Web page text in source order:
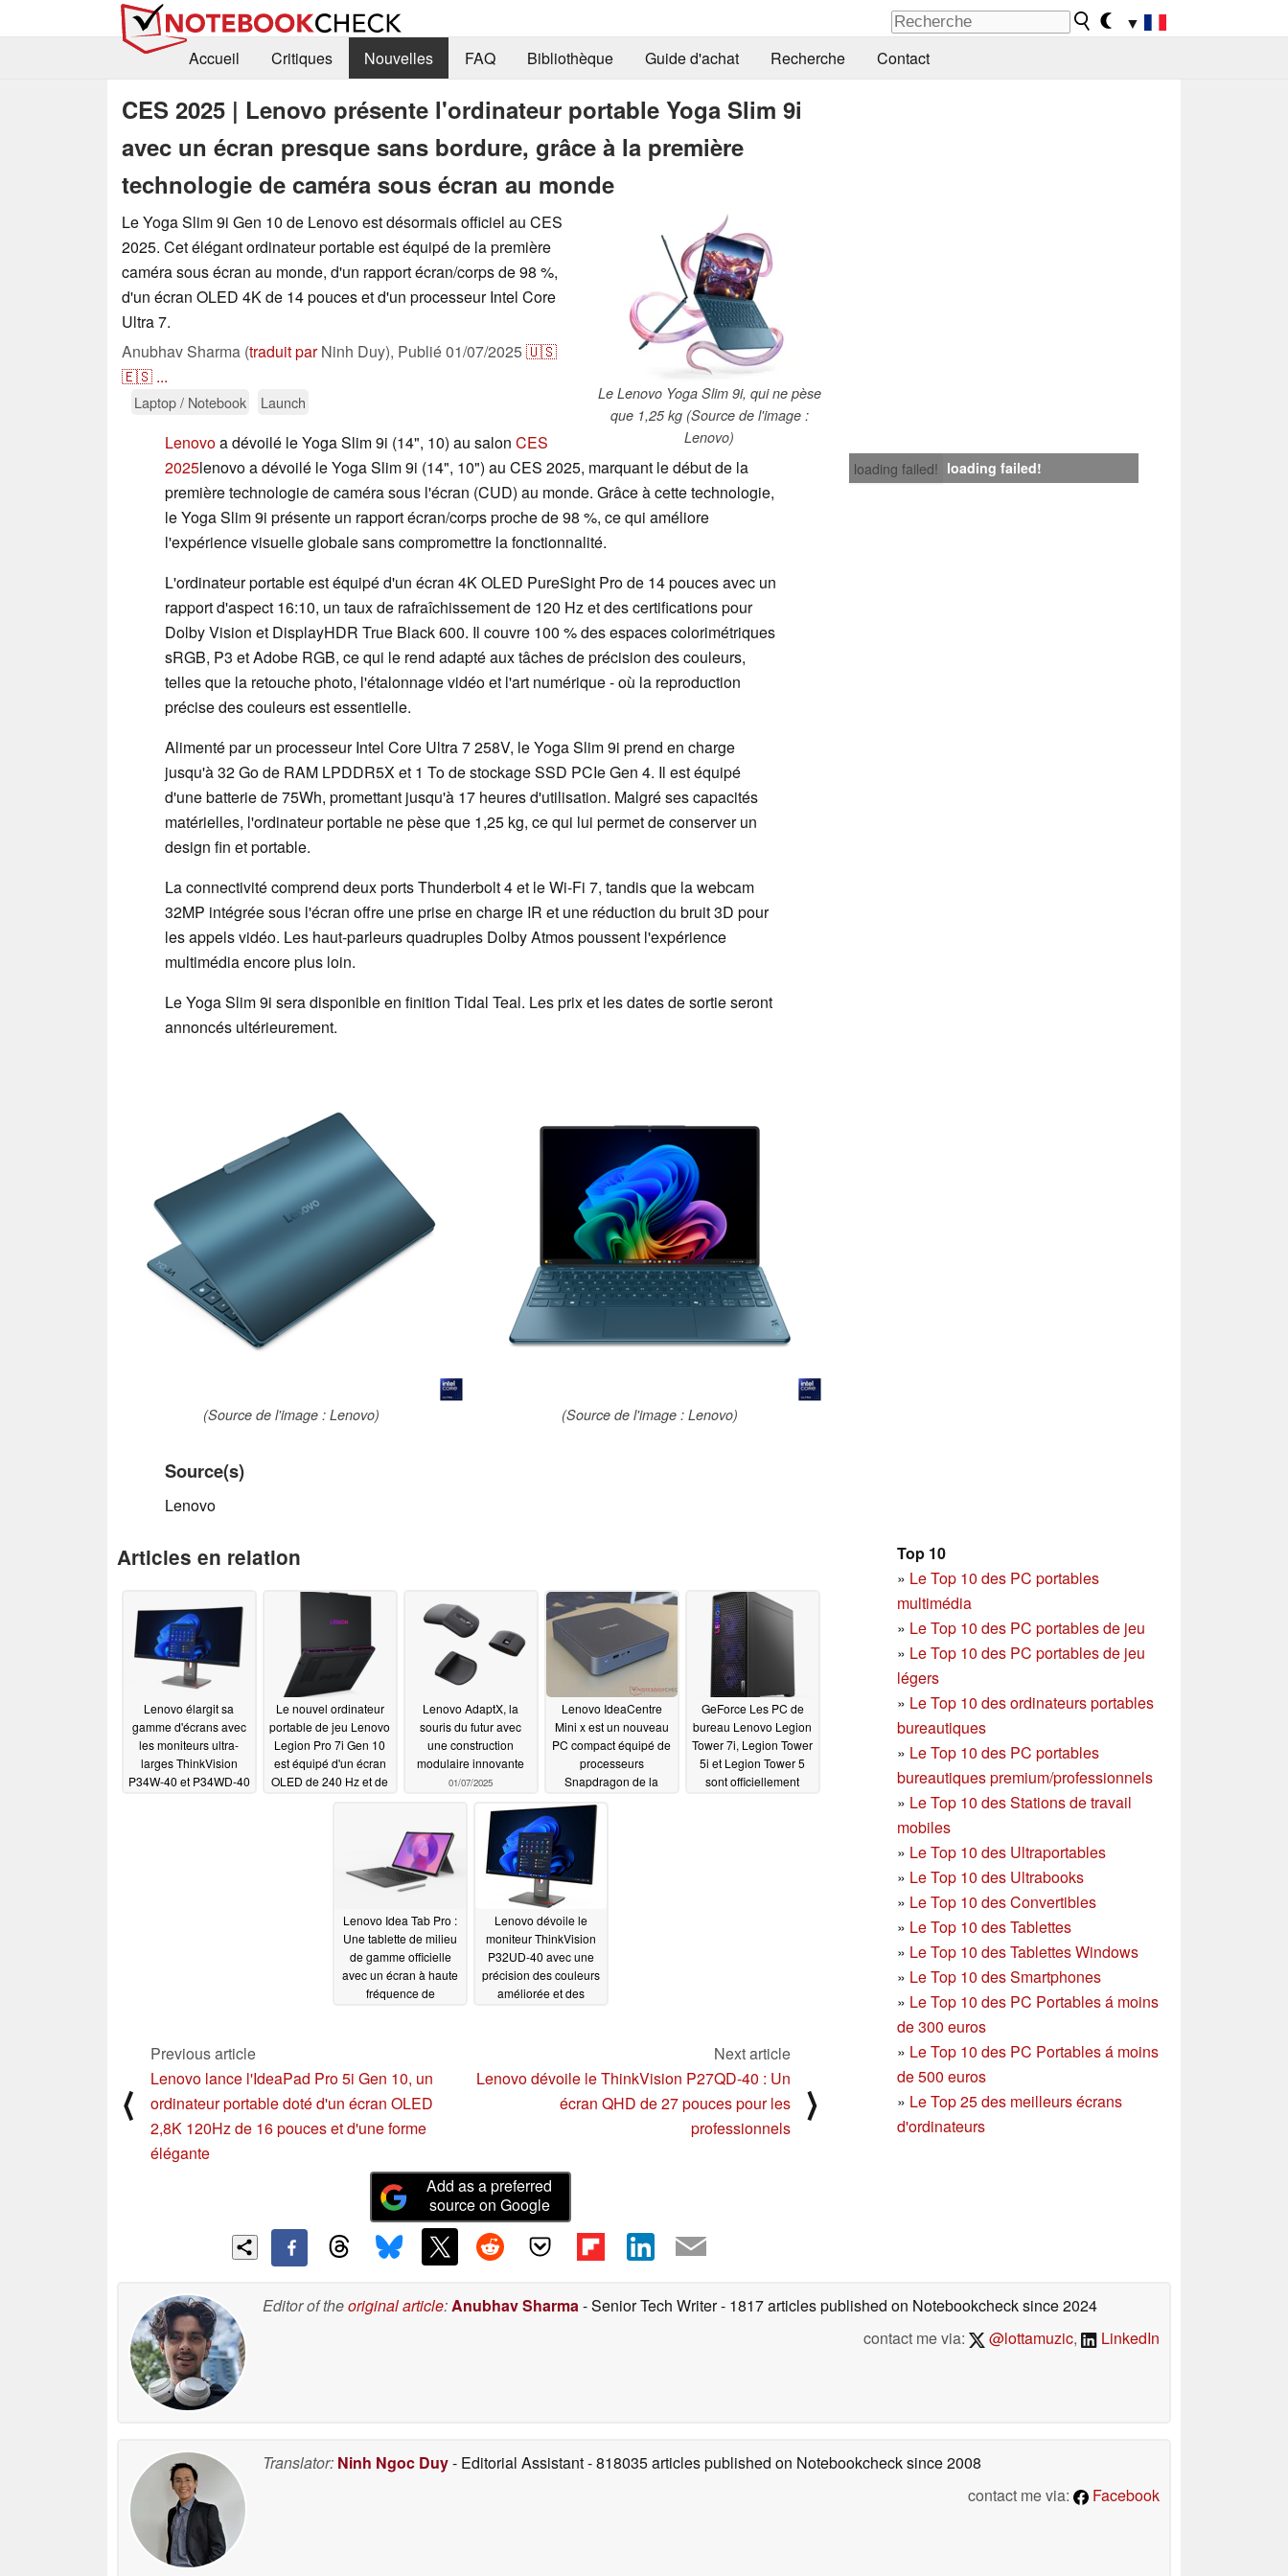
▼
Accueil
Critiques Nouvelles FAQ Bibliothèque Guide d'achat Recherche Contact
CES 2025 | Lenovo présente l'ordinateur portable Yoga Slim 9i
avec un écran presque sans bordure, grâce à la première
technologie de caméra sous écran au monde
Le Lenovo Yoga Slim 9i, qui ne pèse
que 1,25 kg (Source de l'image :
Lenovo)
Le Yoga Slim 9i Gen 10 de Lenovo est désormais officiel au CES
2025. Cet élégant ordinateur portable est équipé de la première
caméra sous écran au monde, d'un rapport écran/corps de 98 %,
d'un écran OLED 4K de 14 pouces et d'un processeur Intel Core
Ultra 7.
Anubhav Sharma (traduit parNinh Duy), Publié01/07/2025🇺🇸
🇪🇸 ...
Laptop / Notebook Launch
loading failed! loading failed!
Lenovoa dévoilé le Yoga Slim 9i (14", 10) au salon CES
2025lenovo a dévoilé le Yoga Slim 9i (14", 10") au CES 2025, marquant le début de la
première technologie de caméra sous l'écran (CUD) au monde. Grâce à cette technologie,
le Yoga Slim 9i présente un rapport écran/corps proche de 98 %, ce qui améliore
l'expérience visuelle globale sans compromettre la fonctionnalité.
L'ordinateur portable est équipé d'un écran 4K OLED PureSight Pro de 14 pouces avec un
rapport d'aspect 16:10, un taux de rafraîchissement de 120 Hz et des certifications pour
Dolby Vision et DisplayHDR True Black 600. Il couvre 100 % des espaces colorimétriques
sRGB, P3 et Adobe RGB, ce qui le rend adapté aux tâches de précision des couleurs,
telles que la retouche photo, l'étalonnage vidéo et l'art numérique - où la reproduction
précise des couleurs est essentielle.
Alimenté par un processeur Intel Core Ultra 7 258V, le Yoga Slim 9i prend en charge
jusqu'à 32 Go de RAM LPDDR5X et 1 To de stockage SSD PCIe Gen 4. Il est équipé
d'une batterie de 75Wh, promettant jusqu'à 17 heures d'utilisation. Malgré ses capacités
matérielles, l'ordinateur portable ne pèse que 1,25 kg, ce qui lui permet de conserver un
design fin et portable.
La connectivité comprend deux ports Thunderbolt 4 et le Wi-Fi 7, tandis que la webcam
32MP intégrée sous l'écran offre une prise en charge IR et une réduction du bruit 3D pour
les appels vidéo. Les haut-parleurs quadruples Dolby Atmos poussent l'expérience
multimédia encore plus loin.
Le Yoga Slim 9i sera disponible en finition Tidal Teal. Les prix et les dates de sortie seront
annoncés ultérieurement.
(Source de l'image : Lenovo) (Source de l'image : Lenovo)
Source(s)
Lenovo
Top 10
» Le Top 10 des PC portables
multimédia
» Le Top 10 des PC portables de jeu
» Le Top 10 des PC portables de jeu
légers
» Le Top 10 des ordinateurs portables
bureautiques
» Le Top 10 des PC portables
bureautiques premium/professionnels
» Le Top 10 des Stations de travail
mobiles
» Le Top 10 des Ultraportables
» Le Top 10 des Ultrabooks
» Le Top 10 des Convertibles
» Le Top 10 des Tablettes
» Le Top 10 des Tablettes Windows
» Le Top 10 des Smartphones
» Le Top 10 des PC Portables á moins
de 300 euros
» Le Top 10 des PC Portables á moins
de 500 euros
» Le Top 25 des meilleurs écrans
d'ordinateurs
Articles en relation
Lenovo élargit sa
gamme d'écrans avec
les moniteurs ultra-
larges ThinkVision
P34W-40 et P34WD-40
Le nouvel ordinateur
portable de jeu Lenovo
Legion Pro 7i Gen 10
est équipé d'un écran
OLED de 240 Hz et de
Lenovo AdaptX, la
souris du futur avec
une construction
modulaire innovante
01/07/2025
Lenovo IdeaCentre
Mini x est un nouveau
PC compact équipé de
processeurs
Snapdragon de la
GeForce Les PC de
bureau Lenovo Legion
Tower 7i, Legion Tower
5i et Legion Tower 5
sont officiellement
Lenovo Idea Tab Pro :
Une tablette de milieu
de gamme officielle
avec un écran à haute
fréquence de
Lenovo dévoile le
moniteur ThinkVision
P32UD-40 avec une
précision des couleurs
améliorée et des
⟨
Previous article
Lenovo lance l'IdeaPad Pro 5i Gen 10, un
ordinateur portable doté d'un écran OLED
2,8K 120Hz de 16 pouces et d'une forme
élégante
Next article
Lenovo dévoile le ThinkVision P27QD-40 : Un
écran QHD de 27 pouces pour les
professionnels
⟩
Add as a preferred
source on Google
Editor of theoriginal article:Anubhav Sharma- Senior Tech Writer- 1817 articles published on Notebookchecksince 2024
contact me via:
@lottamuzic, LinkedIn
Translator: Ninh Ngoc Duy- Editorial Assistant- 818035 articles published on Notebookchecksince 2008
contact me via:
Facebook